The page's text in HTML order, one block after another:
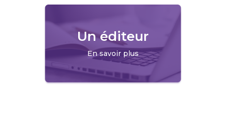
Un éditeur
En savoir plus